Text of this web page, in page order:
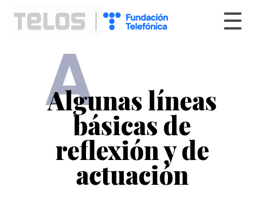
☰
A
Algunas líneas
básicas de
reflexión y de
actuación